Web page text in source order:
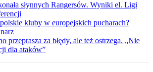
słynnych Rangersów. Wyniki el. Ligi
kluby w europejskich pucharach?
przeprasza za błędy, ale też ostrzega. „Nie
dla ataków”